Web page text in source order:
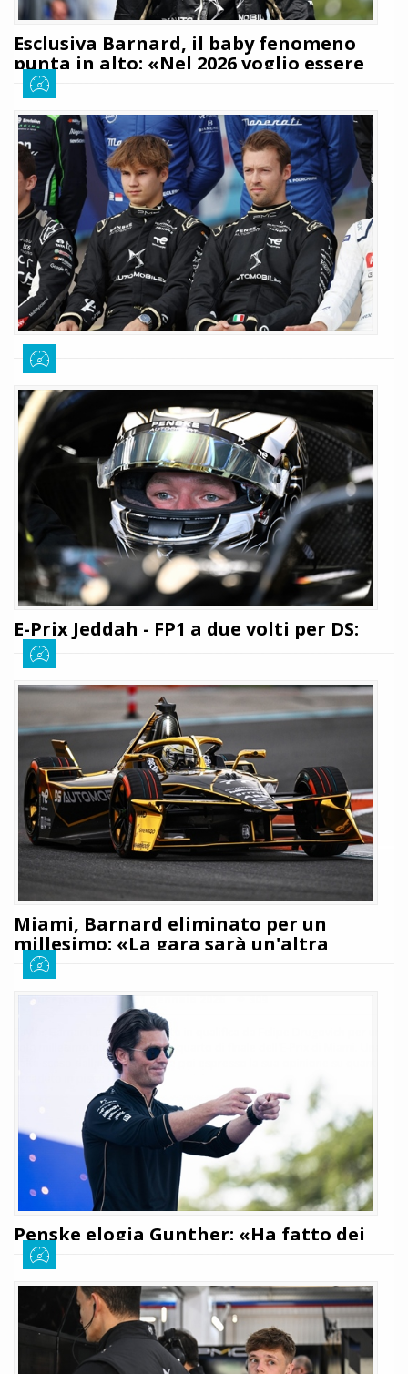
Esclusiva Barnard, il baby fenomeno
punta in alto: «Nel 2026 voglio essere
campione»
Giuseppe Cianci 18 marzo 2026 720
Oggi noi di blogformulae vi vogliamo portare dentro il box della DS
Penscke a conoscere meglio il giovanissimo talento britannico Taylor
Barnard. Abbiamo infatti avuto l'onore di poter fare insieme a lui una
lunga chiacchierata toccando diversi temi
LEGGI TUTTO
Rookie Test Madrid, DS Penske punta su
Bedrin e Kvyat: tutti i dettagli
Giuseppe Cianci 13 marzo 2026 233
Anche la DS Penske ha ufficializzato la propria line-up in vista dei rookie
test di Madrid del prossimo 22 marzo. Il team americano punterà sulla
coppia russa formata da Bedrin e Kvyat: tutti i dettagli
LEGGI TUTTO
E-Prix Jeddah - FP1 a due volti per DS:
Gunther davanti a tutti. Problemi per
Barnard
12 febbraio 2026
La Formula E è tornata in azione, e per l'occasione, questo weekend
disputerà il primo round doppio della stagione. Al termine delle FP1
questa è la classifica
LEGGI TUTTO
Miami, Barnard eliminato per un
millesimo: «La gara sarà un'altra
storia»
Giuseppe Cianci
Taylor Barnard è stato eliminato in qualifica da Felipe Drugovich per un
solo millesimo durante l'ultimo quarto di finale dell'E-Prix di Miami. Una
volta sceso dalla sua vettura ha poi espresso la sua opinione su quanto
accaduto in pista: i dettagli
LEGGI TUTTO
Penske elogia Gunther: «Ha fatto dei
grandi passi in avanti»
Giuseppe Cianci 31 gennaio 2026 330
Il CEO e team principal della DS Penske, Jay Penske, durante le FP2 di
Miami ha elogiato i suoi due piloti, concentrandosi soprattutto su
Maximilian Gunther e i passi in avanti fatti in termini di velocità: tutti i